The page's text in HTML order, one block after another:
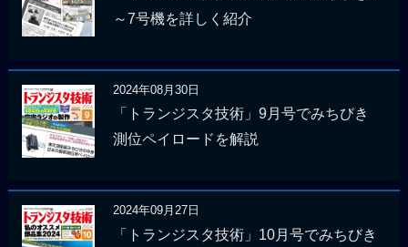
～7号機を詳しく紹介
2024年08月30日
「トランジスタ技術」9月号でみちびき
測位ペイロードを解説
2024年09月27日
「トランジスタ技術」10月号でみちびき